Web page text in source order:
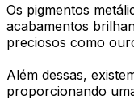
Os pigmentos
acabamentos
preciosos como
Além dessas,
proporcionando